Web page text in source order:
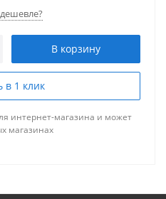
В корзину
в 1 клик
интернет-магазина и может
магазинах